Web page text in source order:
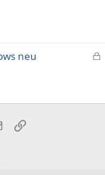
e
neu
E-MailLink